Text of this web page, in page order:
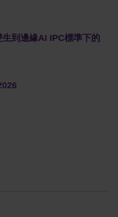
生到邊緣AI IPC標準下的